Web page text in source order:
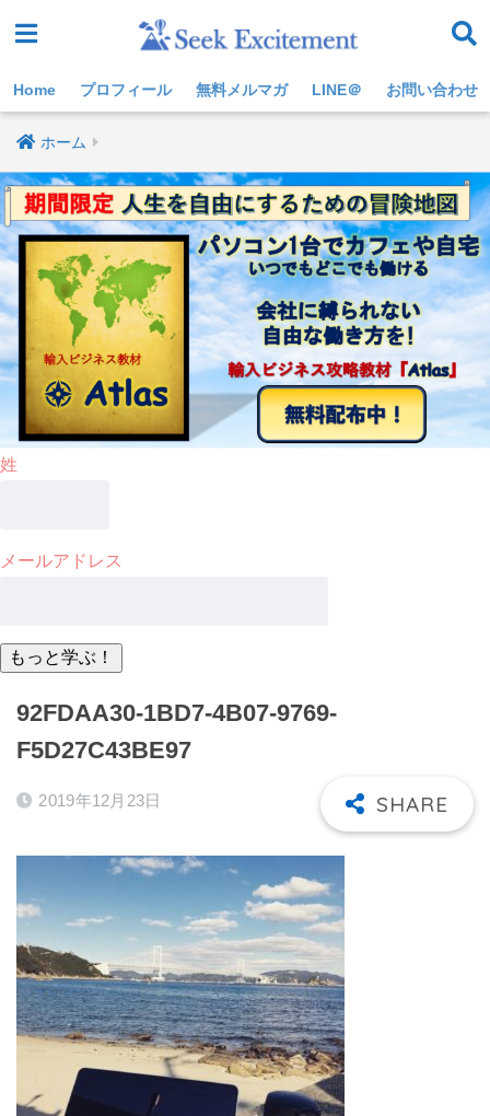
Home プロフィール 無料メルマガ LINE＠ お問い合わせ
ホーム
姓
メールアドレス
92FDAA30-1BD7-4B07-9769-
F5D27C43BE97
2019年12月23日